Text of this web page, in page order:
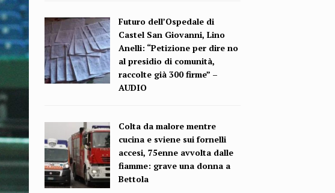
Futuro dell’Ospedale di
Castel San Giovanni, Lino
Anelli: “Petizione per dire no
al presidio di comunità,
raccolte già 300 firme” –
AUDIO
Colta da malore mentre
cucina e sviene sui fornelli
accesi, 75enne avvolta dalle
fiamme: grave una donna a
Bettola